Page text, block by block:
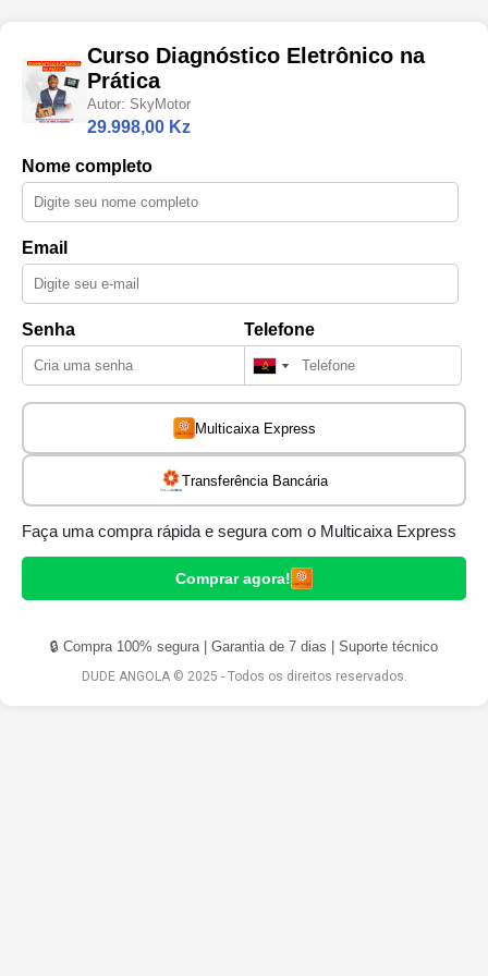
Curso Diagnóstico Eletrônico na
Prática
Autor: SkyMotor
29.998,00 Kz
Nome completo
Email
Senha Telefone
Multicaixa Express
Transferência Bancária
Faça uma compra rápida e segura com o Multicaixa Express
Comprar agora!
🔒 Compra 100% segura | Garantia de 7 dias | Suporte técnico
DUDE ANGOLA © 2025 - Todos os direitos reservados.